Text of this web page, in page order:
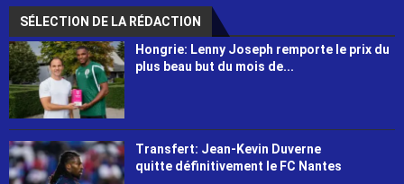
SÉLECTION DE LA RÉDACTION
Hongrie: Lenny Joseph remporte le prix du
plus beau but du mois de...
Transfert: Jean-Kevin Duverne
quitte définitivement le FC Nantes